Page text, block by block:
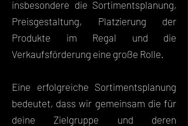
insbesondere die Sortimentsplanung,
Preisgestaltung, Platzierung der
Produkte im Regal und die
Verkaufsförderung eine große Rolle.
Eine erfolgreiche Sortimentsplanung
bedeutet, dass wir gemeinsam die für
deine Zielgruppe und deren